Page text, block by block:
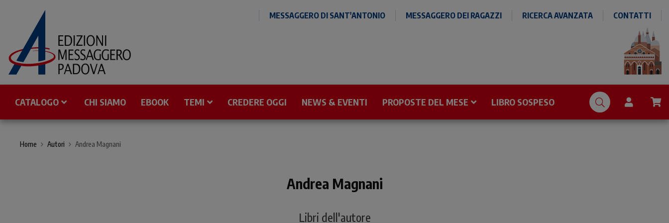
MESSAGGERO DI SANT'ANTONIO MESSAGGERO DEI RAGAZZI RICERCA AVANZATA CONTATTI
CATALOGO CHI SIAMO EBOOK TEMI CREDERE OGGI NEWS & EVENTI PROPOSTE DEL MESE LIBRO SOSPESO
Home Autori Andrea Magnani
Andrea Magnani
Libri dell'autore